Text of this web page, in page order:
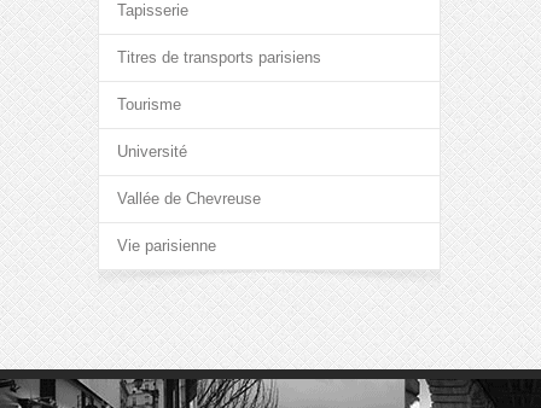
Tapisserie
Titres de transports parisiens
Tourisme
Université
Vallée de Chevreuse
Vie parisienne